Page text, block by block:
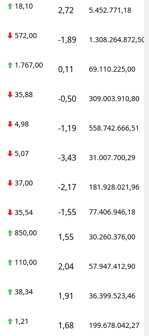
18,10 2,72 5.452.771,18
572,00 -1,89 1.308.264.872,50
1.767,00 0,11 69.110.225,00
35,88 -0,50 309.003.910,80
4,98 -1,19 558.742.666,51
5,07 -3,43 31.007.700,29
37,00 -2,17 181.928.021,96
35,54 -1,55 77.406.946,18
850,00 1,55 30.260.376,00
110,00 2,04 57.947.412,90
38,34 1,91 36.399.523,46
1,21 1,68 199.678.042,27